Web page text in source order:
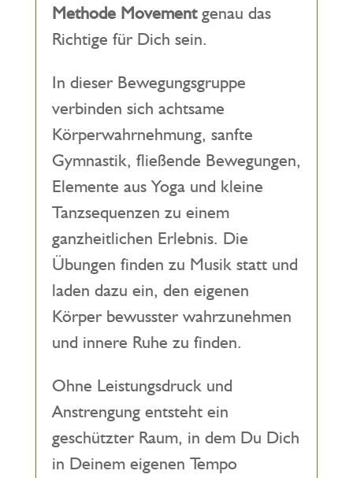
Methode Movementgenau das
Richtige für Dich sein.
In dieser Bewegungsgruppe
verbinden sich achtsame
Körperwahrnehmung, sanfte
Gymnastik, fließende Bewegungen,
Elemente aus Yoga und kleine
Tanzsequenzen zu einem
ganzheitlichen Erlebnis. Die
Übungen finden zu Musik statt und
laden dazu ein, den eigenen
Körper bewusster wahrzunehmen
und innere Ruhe zu finden.
Ohne Leistungsdruck und
Anstrengung entsteht ein
geschützter Raum, in dem Du Dich
in Deinem eigenen Tempo